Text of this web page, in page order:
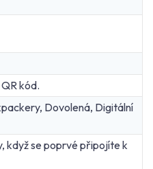
kód.
Dovolená, Digitální
když se poprvé připojíte k